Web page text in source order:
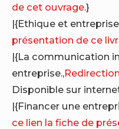
de cet ouvrage.}
|{Ethique et
présentation de ce
|{La communication
entreprise.,
Disponible sur
|{Financer une
ce lien la fiche de